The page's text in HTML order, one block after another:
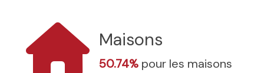
Maisons
50.74% pour les maisons